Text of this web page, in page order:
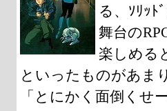
る、ｿﾘｯﾄ
舞台の
楽しめる
といったものがあま
「とにかく面倒くせー